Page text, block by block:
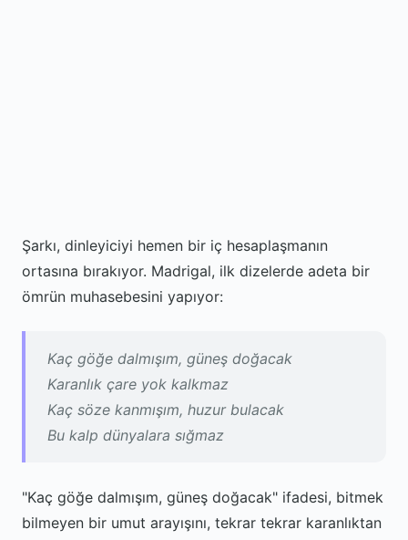
Şarkı, dinleyiciyi hemen bir iç hesaplaşmanın
ortasına bırakıyor. Madrigal, ilk dizelerde adeta bir
ömrün muhasebesini yapıyor:
Kaç göğe dalmışım, güneş doğacak
Karanlık çare yok kalkmaz
Kaç söze kanmışım, huzur bulacak
Bu kalp dünyalara sığmaz
"Kaç göğe dalmışım, güneş doğacak" ifadesi, bitmek
bilmeyen bir umut arayışını, tekrar tekrar karanlıktan